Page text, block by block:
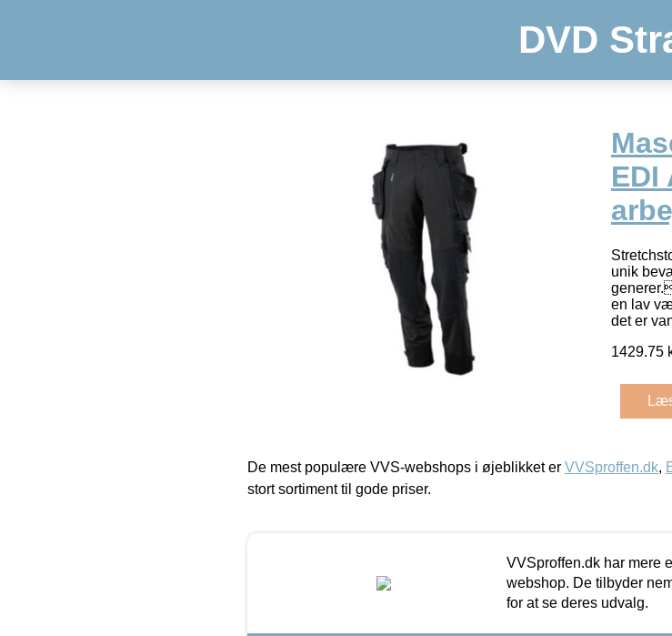
DVD
EDI
unik
en lav
det er
1429.75
De mest populære VVS-webshops i øjeblikket er VVSproffen.dk,
stort sortiment til gode priser.
VVSproffen.dk har mere
webshop. De tilbyder
for at se deres udvalg.